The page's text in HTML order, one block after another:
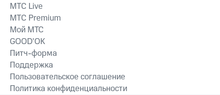
MTС Live
MTС Premium
Мой МТС
GOOD’OK
Питч-форма
Поддержка
Пользовательское соглашение
Политика конфиденциальности